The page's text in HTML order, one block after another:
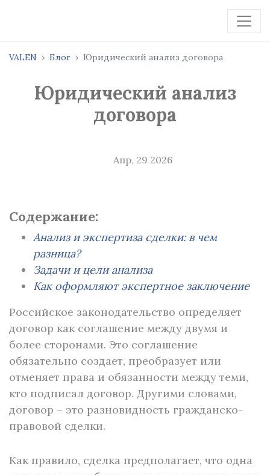
VALEN Блог Юридический анализ договора
Юридический анализ
договора
Апр, 29 2026
Содержание:
Анализ и экспертиза сделки: в чем
разница?
Задачи и цели анализа
Как оформляют экспертное заключение
Российское законодательство определяет
договор как соглашение между двумя и
более сторонами. Это соглашение
обязательно создает, преобразует или
отменяет права и обязанности между теми,
кто подписал договор. Другими словами,
договор – это разновидность гражданско-
правовой сделки.
Как правило, сделка предполагает, что одна